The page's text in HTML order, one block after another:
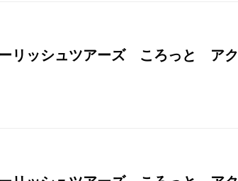
リッシュツアーズ ころっと アク